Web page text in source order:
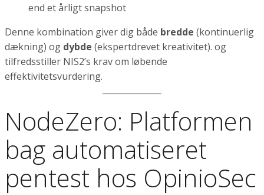
end et årligt snapshot
Denne kombination giver dig både bredde (kontinuerlig
dækning) og dybde (ekspertdrevet kreativitet). og
tilfredsstiller NIS2’s krav om løbende
effektivitetsvurdering.
NodeZero: Platformen
bag automatiseret
pentest hos OpinioSec